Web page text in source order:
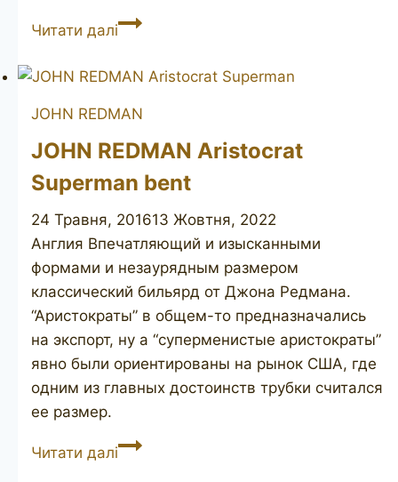
Читати даліJOHN
Aristocrat
pot
JOHN REDMAN
JOHN REDMAN Aristocrat
Superman bent
24 Травня, 201613 Жовтня, 2022
Англия Впечатляющий и изысканными
формами и незаурядным размером
классический бильярд от Джона Редмана.
“Аристократы” в общем-то предназначались
на экспорт, ну а “суперменистые аристократы”
явно были ориентированы на рынок США, где
одним из главных достоинств трубки считался
ее размер.
Читати даліJOHN